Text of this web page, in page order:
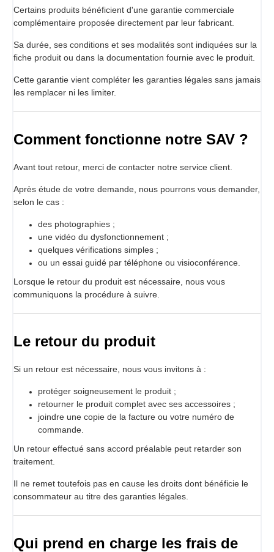
Certains produits bénéficient d'une garantie commerciale
complémentaire proposée directement par leur fabricant.
Sa durée, ses conditions et ses modalités sont indiquées sur la
fiche produit ou dans la documentation fournie avec le produit.
Cette garantie vient compléter les garanties légales sans jamais
les remplacer ni les limiter.
Comment fonctionne notre SAV ?
Avant tout retour, merci de contacter notre service client.
Après étude de votre demande, nous pourrons vous demander,
selon le cas :
des photographies ;
une vidéo du dysfonctionnement ;
quelques vérifications simples ;
ou un essai guidé par téléphone ou visioconférence.
Lorsque le retour du produit est nécessaire, nous vous
communiquons la procédure à suivre.
Le retour du produit
Si un retour est nécessaire, nous vous invitons à :
protéger soigneusement le produit ;
retourner le produit complet avec ses accessoires ;
joindre une copie de la facture ou votre numéro de
commande.
Un retour effectué sans accord préalable peut retarder son
traitement.
Il ne remet toutefois pas en cause les droits dont bénéficie le
consommateur au titre des garanties légales.
Qui prend en charge les frais de